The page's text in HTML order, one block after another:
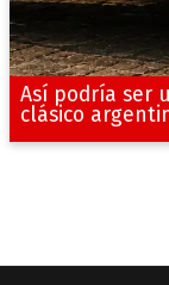
Así podría ser
clásico